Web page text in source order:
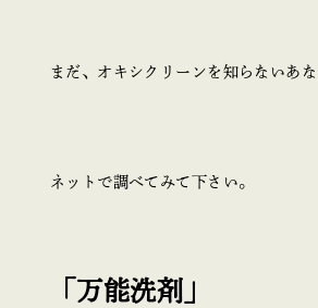
まだ、オキシクリーンを知らないあな
ネットで調べてみて下さい。
「万能洗剤」